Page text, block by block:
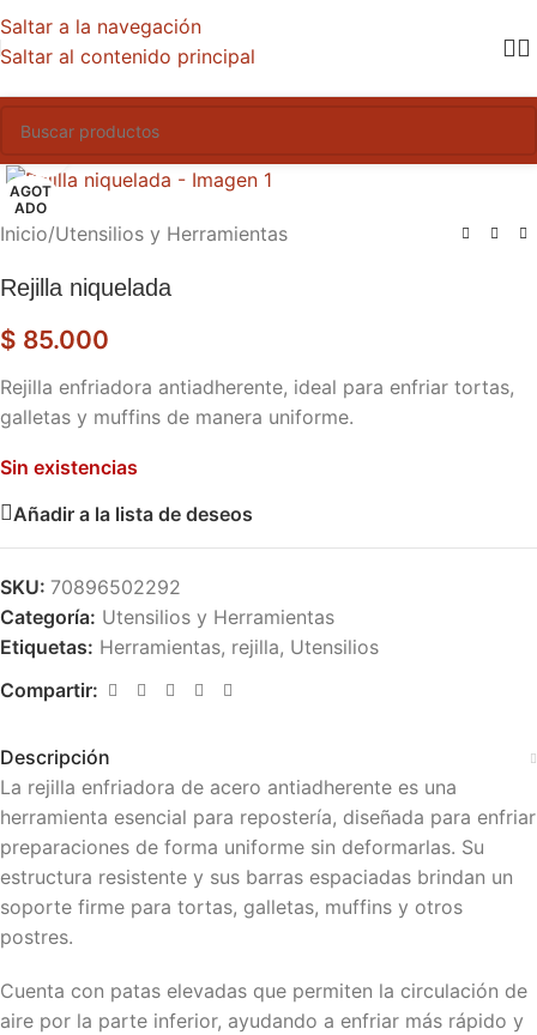
Saltar a la navegación
Saltar al contenido principal
AGOT
ADO
Inicio/Utensilios y Herramientas
Rejilla niquelada
$ 85.000
Rejilla enfriadora antiadherente, ideal para enfriar tortas,
galletas y muffins de manera uniforme.
Sin existencias
Añadir a la lista de deseos
SKU: 70896502292
Categoría: Utensilios y Herramientas
Etiquetas: Herramientas, rejilla, Utensilios
Compartir:
Descripción
La rejilla enfriadora de acero antiadherente es una
herramienta esencial para repostería, diseñada para enfriar
preparaciones de forma uniforme sin deformarlas. Su
estructura resistente y sus barras espaciadas brindan un
soporte firme para tortas, galletas, muffins y otros
postres.
Cuenta con patas elevadas que permiten la circulación de
aire por la parte inferior, ayudando a enfriar más rápido y